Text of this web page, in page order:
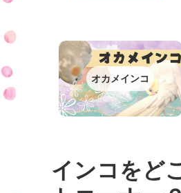
オカメインコ
インコをど